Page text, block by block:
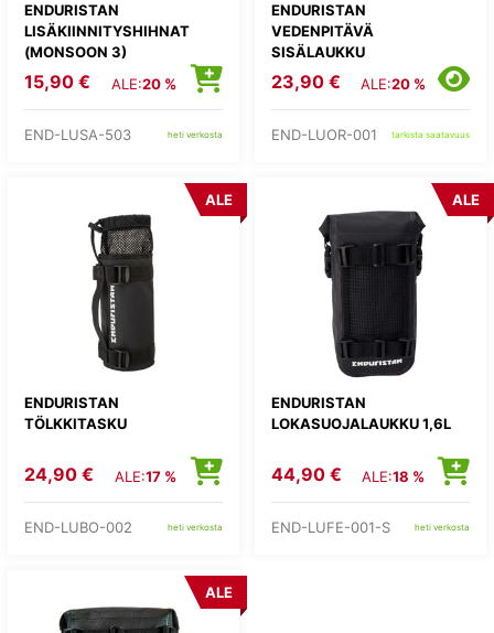
ENDURISTAN
LISÄKIINNITYSHIHNAT
(MONSOON 3)
15,90 € ALE:20 %
END-LUSA-503 heti verkosta
ENDURISTAN
VEDENPITÄVÄ
SISÄLAUKKU
23,90 € ALE:20 %
END-LUOR-001 tarkista saatavuus
ENDURISTAN
TÖLKKITASKU
ALE
24,90 € ALE:17 %
END-LUBO-002 heti verkosta
ENDURISTAN
LOKASUOJALAUKKU 1,6L
ALE
44,90 € ALE:18 %
END-LUFE-001-S heti verkosta
ALE